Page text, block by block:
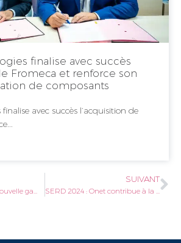
finalise avec succès
Fromeca et renforce son
de composants
avec succès l’acquisition de
Onet lance Uxel, sa nouvelle gamme de sûreté électronique.
SUIVANT
SERD 2024 : Onet contribue à la réduction des déchets et la préservation des écosystèmes